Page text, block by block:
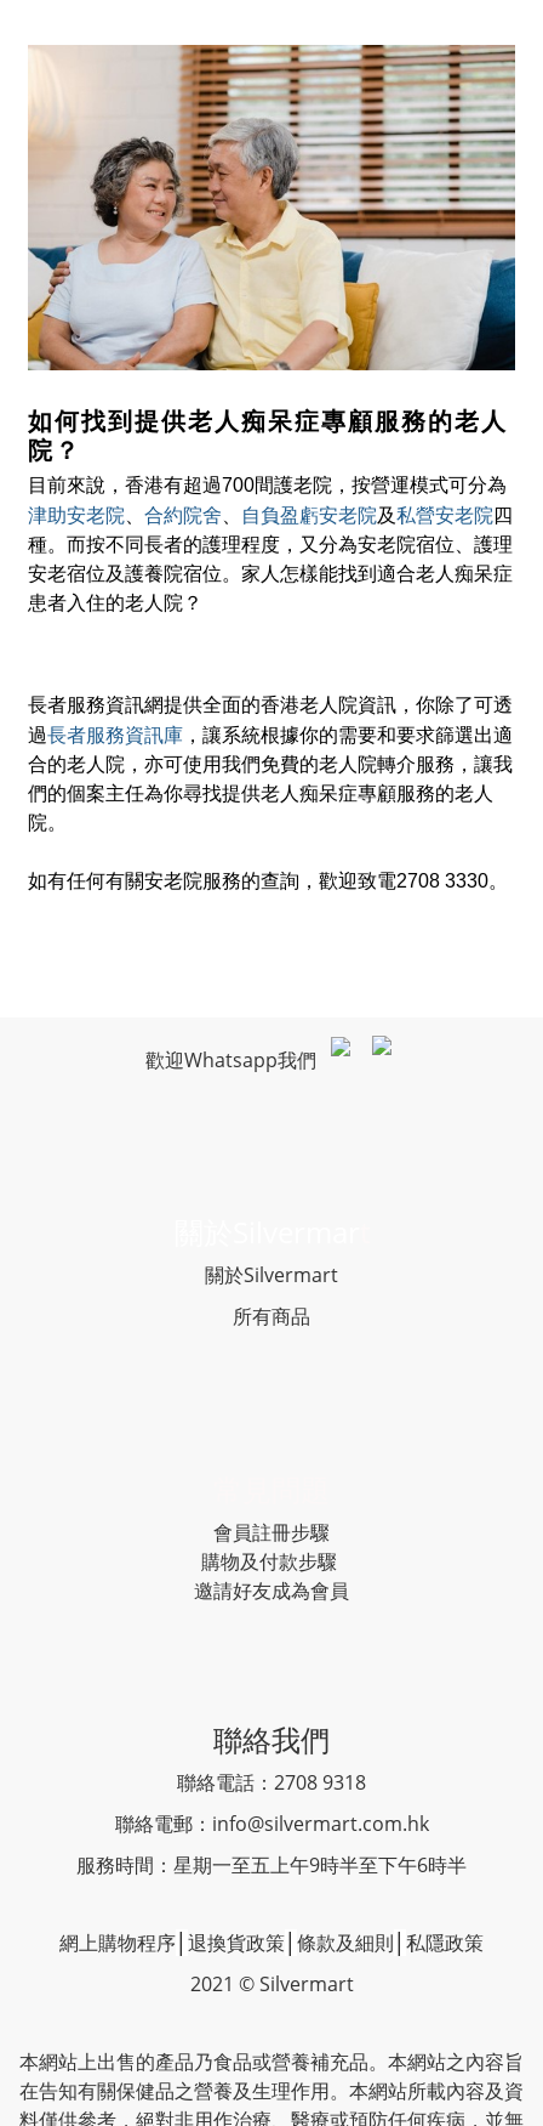
如何找到提供老人痴呆症專顧服務的老人
院？
目前來說，香港有超過700間護老院，按營運模式可分為
津助安老院 合約院舍 自負盈虧安老院及私營安老院四
種。而按不同長者的護理程度，又分為安老院宿位、護理
安老宿位及護養院宿位。家人怎樣能找到適合老人痴呆症
患者入住的老人院？
長者服務資訊網提供全面的香港老人院資訊，你除了可透
過長者服務資訊庫 ，讓系統根據你的需要和要求篩選出適
合的老人院，亦可使用我們免費的老人院轉介服務，讓我
們的個案主任為你尋找提供老人痴呆症專顧服務的老人
院。
如有任何有關安老院服務的查詢，歡迎致電2708 3330。
歡迎Whatsapp我們
關於Silvermart
所有商品
會員註冊步驟
購物及付款步驟
邀請好友成為會員
聯絡我們
聯絡電話：2708 9318
聯絡電郵： info@silvermart.com.hk
服務時間：星期一至五上午9時半至下午6時半
網上購物程序 退換貨政策 條款及細則 私隱政策
2021 © Silvermart
本網站上出售的產品乃食品或營養補充品。本網站之內容旨
在告知有關保健品之營養及生理作用。本網站所載內容及資
料僅供參考，絕對非用作治療、醫療或預防任何疾病，並無